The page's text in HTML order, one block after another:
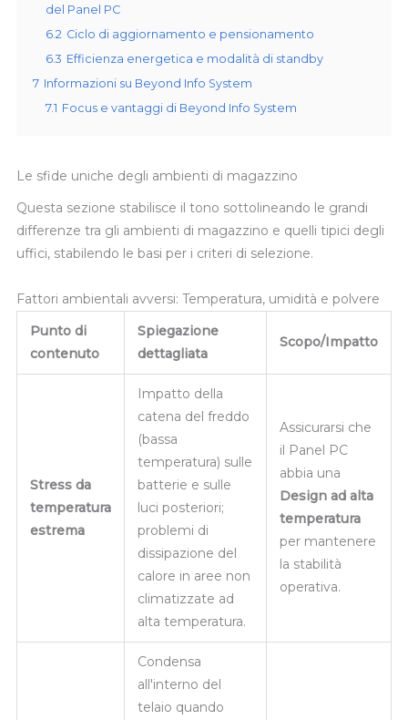
del Panel PC
6.2 Ciclo di aggiornamento e pensionamento
6.3 Efficienza energetica e modalità di standby
7 Informazioni su Beyond Info System
7.1 Focus e vantaggi di Beyond Info System
Le sfide uniche degli ambienti di magazzino
Questa sezione stabilisce il tono sottolineando le grandi
differenze tra gli ambienti di magazzino e quelli tipici degli
uffici, stabilendo le basi per i criteri di selezione.
Fattori ambientali avversi: Temperatura, umidità e polvere
Punto di
contenuto
Spiegazione
dettagliata
Scopo/Impatto
Stress da
temperatura
estrema
Impatto della
catena del freddo
(bassa
temperatura) sulle
batterie e sulle
luci posteriori;
problemi di
dissipazione del
calore in aree non
climatizzate ad
alta temperatura.
Assicurarsi che
il Panel PC
abbia una
Design ad alta
temperatura
per mantenere
la stabilità
operativa.
Condensa
all'interno del
telaio quando